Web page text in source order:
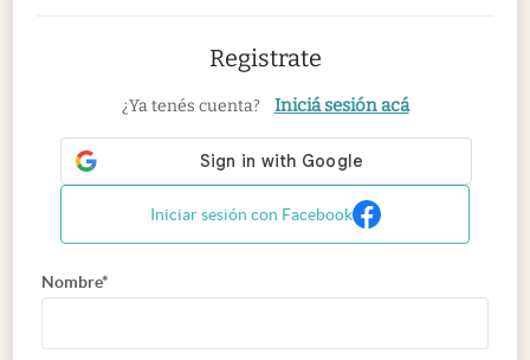
Registrate
¿Ya tenés cuenta? Iniciá sesión acá
Iniciar sesión con Facebook
Nombre*